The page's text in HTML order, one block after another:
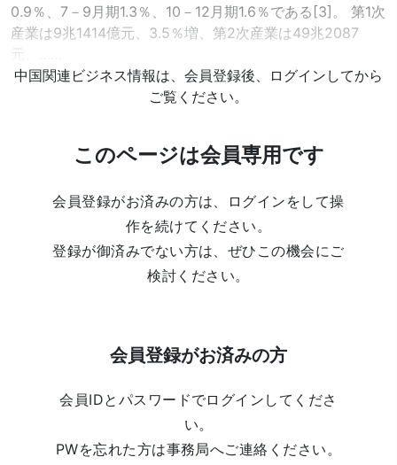
0.9％、7－9月期1.3％、10－12月期1.6％である[3]。 第1次
産業は9兆1414億元、3.5％増、第2次産業は49兆2087
元、……
中国関連ビジネス情報は、会員登録後、ログインしてから
ご覧ください。
このページは会員専用です
会員登録がお済みの方は、ログインをして操
作を続けてください。
登録が御済みでない方は、ぜひこの機会にご
検討ください。
会員登録がお済みの方
会員IDとパスワードでログインしてくださ
い。
PWを忘れた方は事務局へご連絡ください。